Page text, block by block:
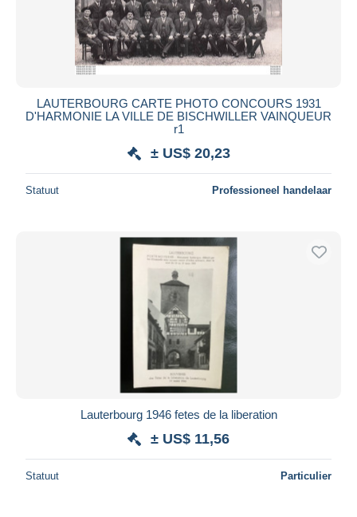
LAUTERBOURG CARTE PHOTO CONCOURS 1931
D'HARMONIE LA VILLE DE BISCHWILLER VAINQUEUR
r1
± US$ 20,23
Statuut Professioneel handelaar
Lauterbourg 1946 fetes de la liberation
± US$ 11,56
Statuut Particulier